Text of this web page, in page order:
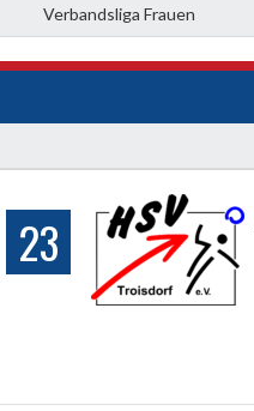
Verbandsliga Frauen
23